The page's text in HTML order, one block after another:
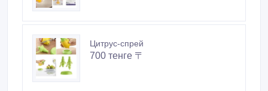
Цитрус-спрей
700 тенге 〒